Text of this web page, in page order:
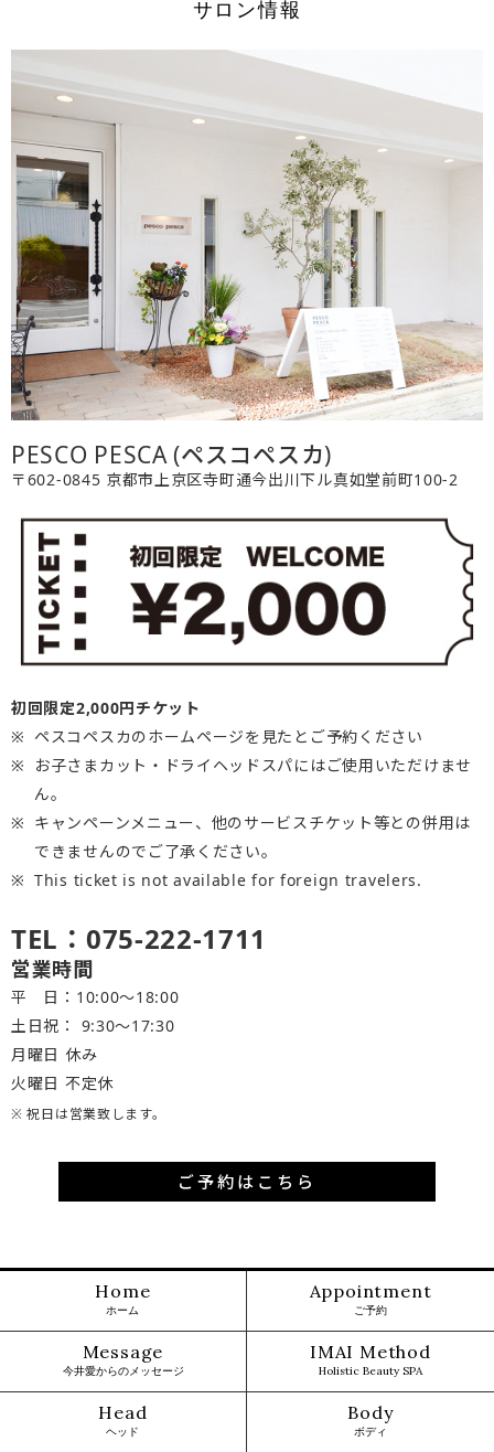
サロン情報
PESCO PESCA (ペスコペスカ)
〒602-0845 京都市上京区寺町通今出川下ル真如堂前町100-2
初回限定2,000円チケット
ペスコペスカのホームページを見たとご予約ください
お子さまカット・ドライヘッドスパにはご使用いただけませ
ん。
キャンペーンメニュー、他のサービスチケット等との併用は
できませんのでご了承ください。
This ticket is not available for foreign travelers.
TEL：075-222-1711
営業時間
平 日：10:00～18:00
土日祝： 9:30〜17:30
月曜日 休み
火曜日 不定休
※ 祝日は営業致します。
ご予約はこちら
Home
ホーム
Appointment
ご予約
Message
今井愛からのメッセージ
IMAI Method
Holistic Beauty SPA
Head
ヘッド
Body
ボディ